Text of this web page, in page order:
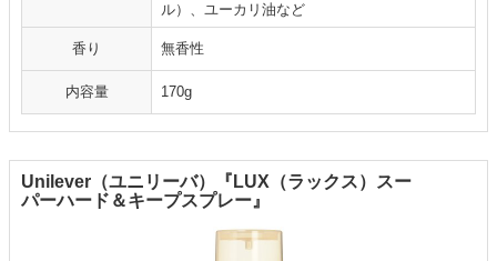
ル）、ユーカリ油など
香り 無香性
内容量 170g
Unilever（ユニリーバ）『LUX（ラックス）スー
パーハード＆キープスプレー』